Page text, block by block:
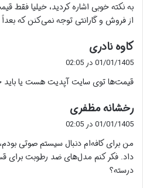
:
به نکته خوبی اشاره کردید، خیلیا
از فروش و گارانتی توجه نمی‌کنن که
کاوه نادری
ت
:
01/01/1405 در 02:05
قیمت‌ها توی سایت آپدیت هست یا باید
رخشانه مظفری
ف
:
01/01/1405 در 02:05
من برای کافه‌ام دنبال سیستم صوتی
داد. فکر کنم مدل‌های ضد رطوبت برای
درسته؟